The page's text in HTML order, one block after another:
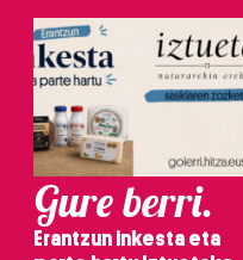
Gure berri.
Erantzun inkesta eta